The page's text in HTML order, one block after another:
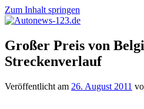
Zum Inhalt springen
Autonews-
123.de
Autonews
mit
Charme
Großer Preis von
Streckenverlauf
Veröffentlicht am 26. August 2011